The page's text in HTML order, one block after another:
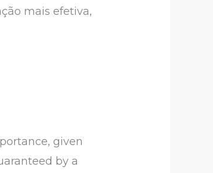
mais efetiva,
given
by a